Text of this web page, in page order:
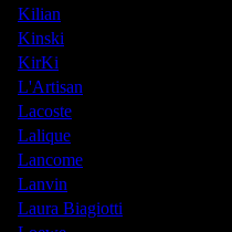
Kilian
Kinski
KirKi
L'Artisan
Lacoste
Lalique
Lancome
Lanvin
Laura Biagiotti